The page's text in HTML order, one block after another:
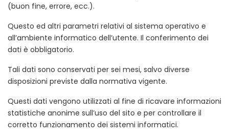
(buon fine, errore, ecc.).
Questo ed altri parametri relativi al sistema operativo e
all’ambiente informatico dell’utente. Il conferimento dei
dati è obbligatorio.
Tali dati sono conservati per sei mesi, salvo diverse
disposizioni previste dalla normativa vigente.
Questi dati vengono utilizzati al fine di ricavare informazioni
statistiche anonime sull’uso del sito e per controllare il
corretto funzionamento dei sistemi informatici.